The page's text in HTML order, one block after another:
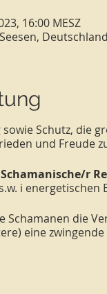
16:00 MESZ
Schutz, die
und Freude
Schamanische/r
i
die
eine